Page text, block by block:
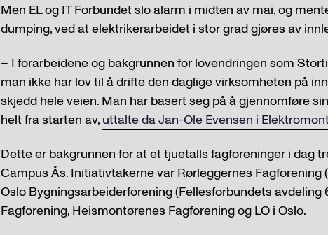
Men EL og IT Forbundet slo alarm i midten av mai, og
dumping, ved at elektrikerarbeidet i stor grad gjøres av
– I forarbeidene og bakgrunnen for lovendringen som
man ikke har lov til å drifte den daglige virksomheten på
skjedd hele veien. Man har basert seg på å gjennomføre
helt fra starten av, uttalte da Jan-Ole Evensen i
Dette er bakgrunnen for at et tjuetalls fagforeninger i dag
Campus Ås. Initiativtakerne var Rørleggernes Fagforening
Oslo Bygningsarbeiderforening (Fellesforbundets avdeling
Fagforening, Heismontørenes Fagforening og LO i Oslo.